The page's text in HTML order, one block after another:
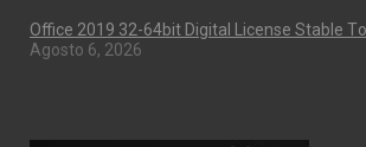
Office 2019 32-64bit Digital License Stable
Agosto 6, 2026